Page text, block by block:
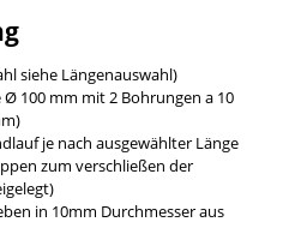
siehe Längenauswahl)
100 mm mit 2 Bohrungen a 10
je nach ausgewählter Länge
zum verschließen der
in 10mm Durchmesser aus